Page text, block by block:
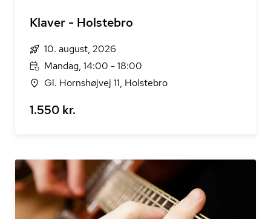
Klaver - Holstebro
10. august, 2026
Mandag, 14:00 - 18:00
Gl. Hornshøjvej 11, Holstebro
1.550 kr.